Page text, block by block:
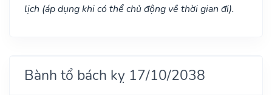
lịch (áp dụng khi có thể chủ động về thời gian đi).
Bành tổ bách kỵ 17/10/2038